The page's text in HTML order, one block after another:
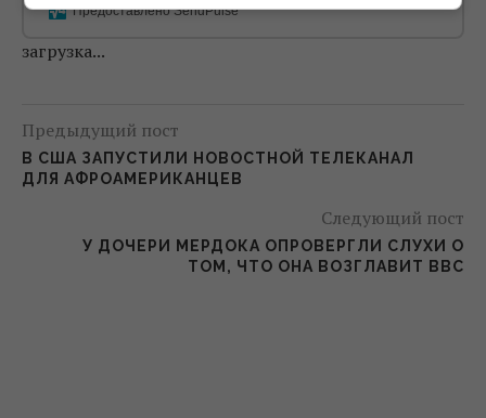
Предоставлено SendPulse
загрузка...
Предыдущий пост
В США ЗАПУСТИЛИ НОВОСТНОЙ ТЕЛЕКАНАЛ
ДЛЯ АФРОАМЕРИКАНЦЕВ
Следующий пост
У ДОЧЕРИ МЕРДОКА ОПРОВЕРГЛИ СЛУХИ О
ТОМ, ЧТО ОНА ВОЗГЛАВИТ BBC